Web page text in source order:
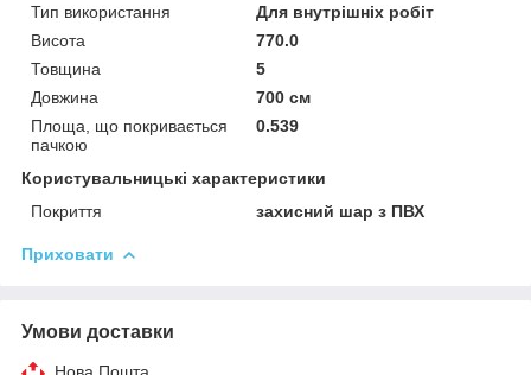
Тип використання
Для внутрішніх робіт
Висота
770.0
Товщина
5
Довжина
700 см
Площа, що покривається
пачкою
0.539
Користувальницькі характеристики
Покриття
захисний шар з ПВХ
Приховати
Умови доставки
Нова Пошта